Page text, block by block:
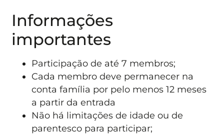
Informações
importantes
Participação de até 7 membros;
Cada membro deve permanecer na
conta família por pelo menos 12 meses
a partir da entrada
Não há limitações de idade ou de
parentesco para participar;